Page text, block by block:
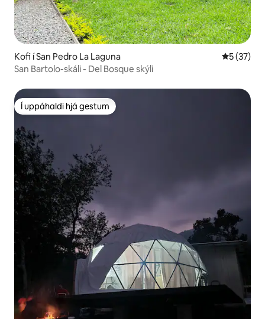
Kofi í San Pedro La Laguna 5 af 5 í
5 (37)
San Bartolo-skáli - Del Bosque skýli
Í uppáhaldi hjá gestum
Í uppáhaldi hjá gestum